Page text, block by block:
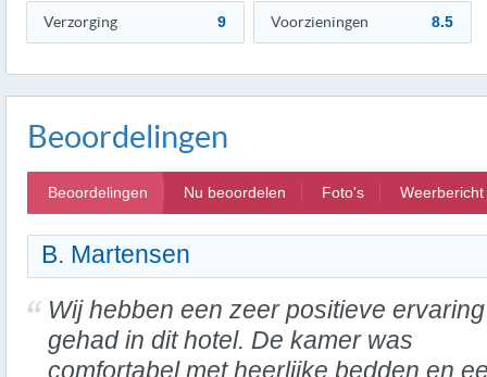
Verzorging 9 Voorzieningen 8.5
Beoordelingen
Beoordelingen Nu beoordelen Foto's Weerbericht
B. Martensen
Wij hebben een zeer positieve ervaring
gehad in dit hotel. De kamer was
comfortabel met heerlijke bedden en